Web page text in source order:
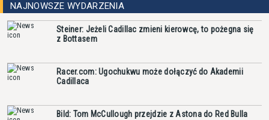
NAJNOWSZE WYDARZENIA
Steiner: Jeżeli Cadillac zmieni kierowcę, to pożegna się
z Bottasem
Racer.com: Ugochukwu może dołączyć do Akademii
Cadillaca
Bild: Tom McCullough przejdzie z Astona do Red Bulla